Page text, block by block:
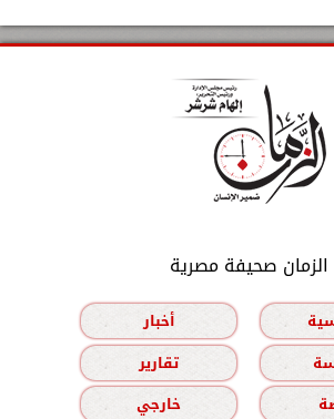
الزمان صحيفة مصرية
أخبار
تقارير
خارجي